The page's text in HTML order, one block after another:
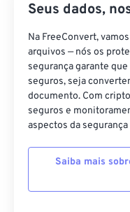
Seus dados,
Na FreeConvert,
arquivos — nós os
segurança garante
seguros, seja
documento. Com
seguros e
aspectos da
Saiba mais